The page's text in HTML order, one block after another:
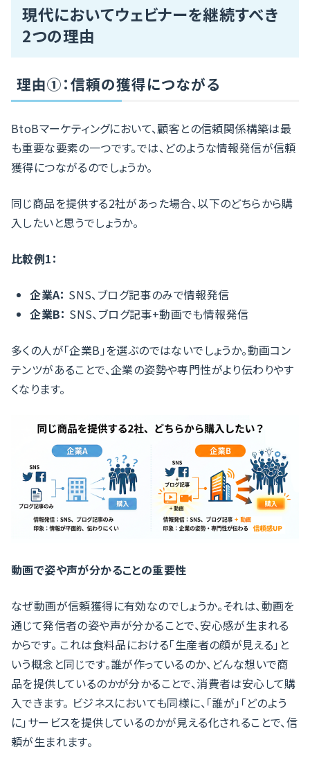
現代においてウェビナーを継続すべき
2つの理由
理由①：信頼の獲得につながる
BtoBマーケティングにおいて、顧客との信頼関係構築は最
も重要な要素の一つです。では、どのような情報発信が信頼
獲得につながるのでしょうか。
同じ商品を提供する2社があった場合、以下のどちらから購
入したいと思うでしょうか。
比較例1：
企業A： SNS、ブログ記事のみで情報発信
企業B： SNS、ブログ記事+動画でも情報発信
多くの人が「企業B」を選ぶのではないでしょうか。動画コン
テンツがあることで、企業の姿勢や専門性がより伝わりやす
くなります。
動画で姿や声が分かることの重要性
なぜ動画が信頼獲得に有効なのでしょうか。それは、動画を
通じて発信者の姿や声が分かることで、安心感が生まれる
からです。 これは食料品における「生産者の顔が見える」と
いう概念と同じです。誰が作っているのか、どんな想いで商
品を提供しているのかが分かることで、消費者は安心して購
入できます。 ビジネスにおいても同様に、「誰が」「どのよう
に」サービスを提供しているのかが見える化されることで、信
頼が生まれます。